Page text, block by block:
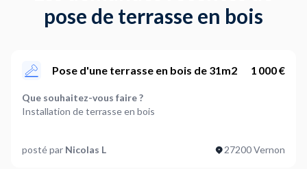
pose de terrasse en bois
Pose d'une terrasse en bois de 31m2 1 000 €
Que souhaitez-vous faire ?
Installation de terrasse en bois
31
posté par Nicolas L 27200 Vernon